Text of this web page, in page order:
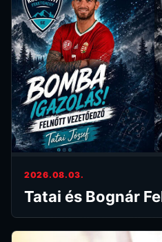
2026.08.03.
Tatai és Bognár